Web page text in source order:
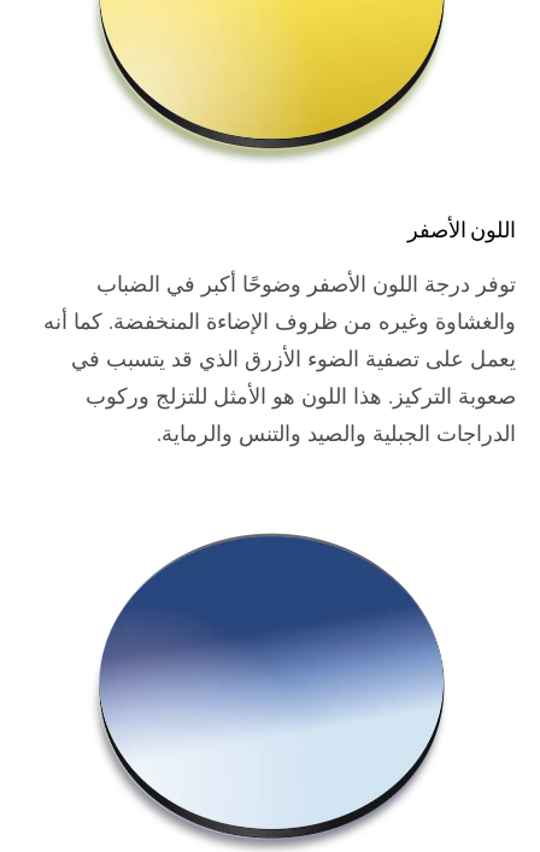
اللون الأصفر
توفر درجة اللون الأصفر وضوحًا أكبر في الضباب
والغشاوة وغيره من ظروف الإضاءة المنخفضة. كما أنه
يعمل على تصفية الضوء الأزرق الذي قد يتسبب في
صعوبة التركيز. هذا اللون هو الأمثل للتزلج وركوب
الدراجات الجبلية والصيد والتنس والرماية.